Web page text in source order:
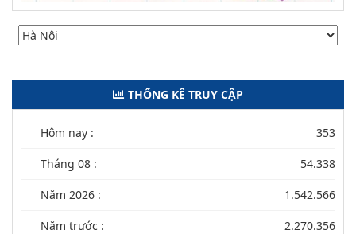
THỐNG KÊ TRUY CẬP
Hôm nay : 353
Tháng 08 : 54.338
Năm 2026 : 1.542.566
Năm trước : 2.270.356